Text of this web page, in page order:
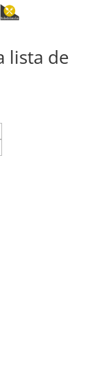
lista de